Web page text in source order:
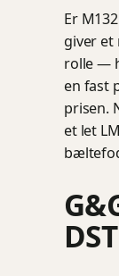
Er
giver et
rolle —
en fast
prisen.
et let
DST